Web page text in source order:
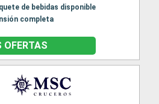
de bebidas disponible
completa
OFERTAS